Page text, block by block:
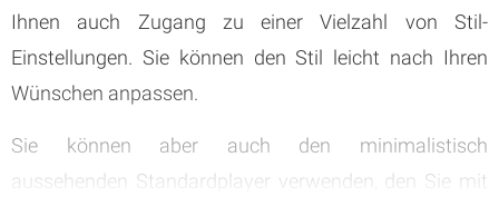
Ihnen auch Zugang zu einer Vielzahl von Stil-
Einstellungen. Sie können den Stil leicht nach Ihren
Wünschen anpassen.
Sie können aber auch den minimalistisch
aussehenden Standardplayer verwenden, den Sie mit